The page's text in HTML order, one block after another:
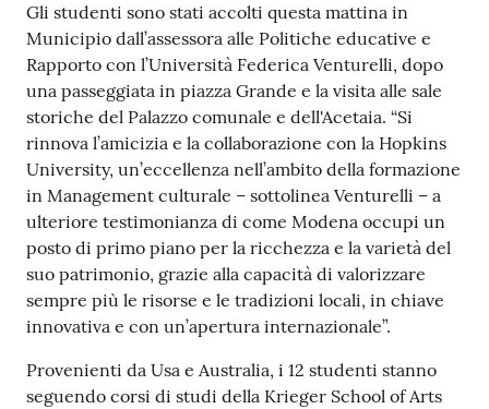
Gli studenti sono stati accolti questa mattina in
Municipio dall’assessora alle Politiche educative e
Rapporto con l’Università Federica Venturelli, dopo
una passeggiata in piazza Grande e la visita alle sale
storiche del Palazzo comunale e dell'Acetaia. “Si
rinnova l’amicizia e la collaborazione con la Hopkins
University, un’eccellenza nell’ambito della formazione
in Management culturale – sottolinea Venturelli – a
ulteriore testimonianza di come Modena occupi un
posto di primo piano per la ricchezza e la varietà del
suo patrimonio, grazie alla capacità di valorizzare
sempre più le risorse e le tradizioni locali, in chiave
innovativa e con un’apertura internazionale”.
Provenienti da Usa e Australia, i 12 studenti stanno
seguendo corsi di studi della Krieger School of Arts